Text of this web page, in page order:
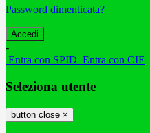
Password dimenticata?
-
Entra con SPID Entra con CIE
Seleziona utente
button close ×